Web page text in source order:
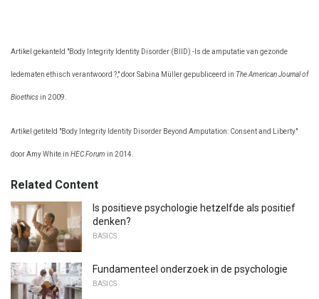
Artikel gekanteld "Body Integrity Identity Disorder (BIID) -Is de amputatie van gezonde
ledematen ethisch verantwoord ?," door Sabina Müller gepubliceerd in The American Journal of
Bioethicsin 2009.
Artikel getiteld "Body Integrity Identity Disorder Beyond Amputation: Consent and Liberty"
door Amy White in HEC Forum in 2014.
Related Content
Is positieve psychologie hetzelfde als positief
denken?
BASICS
Fundamenteel onderzoek in de psychologie
BASICS